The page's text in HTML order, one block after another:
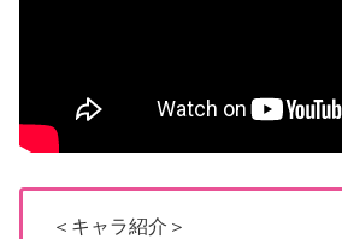
＜キャラ紹介＞